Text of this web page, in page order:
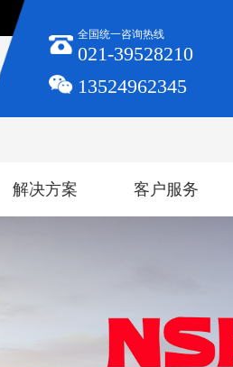
全国统一咨询热线
021-39528210
13524962345
解决方案 客户服务